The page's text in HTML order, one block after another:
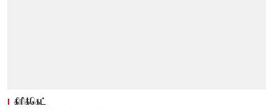
கிரிக்கெட்